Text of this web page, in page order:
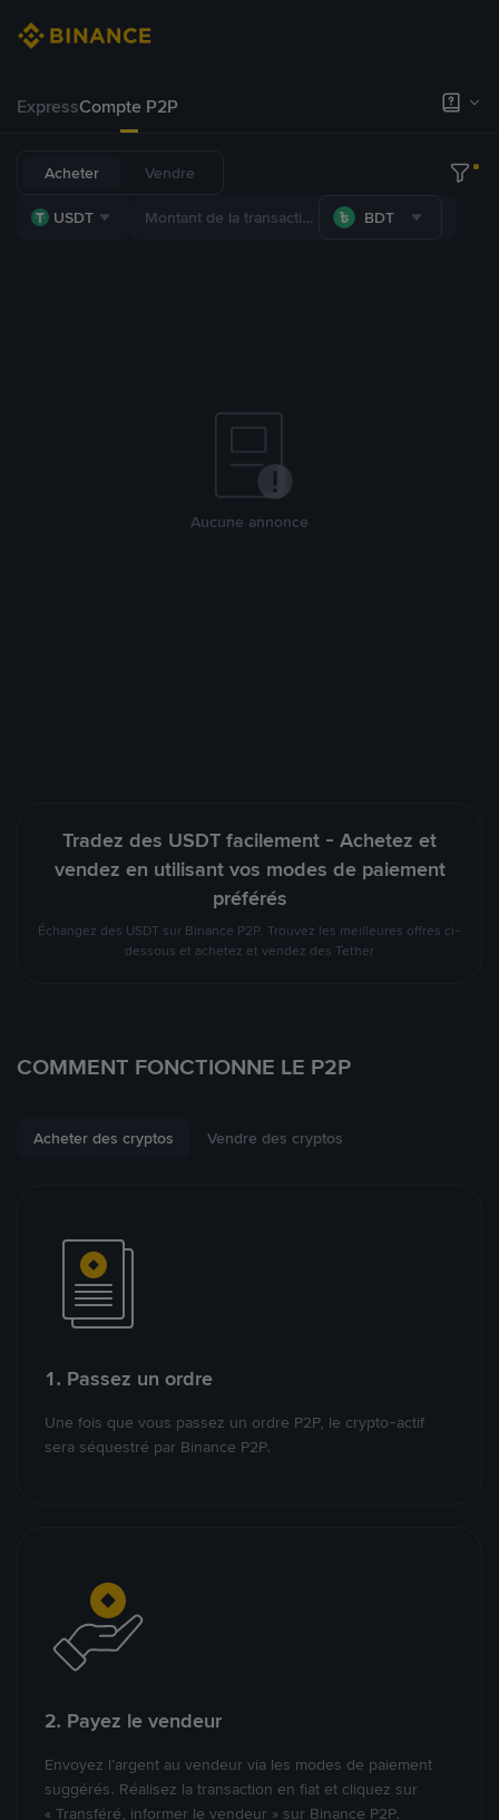
ExpressCompte P2P
Acheter Vendre
USDT BDT
Aucune annonce
Tradez des USDT facilement - Achetez et
vendez en utilisant vos modes de paiement
préférés
Échangez des USDT sur Binance P2P. Trouvez les meilleures offres ci-
dessous et achetez et vendez des Tether
COMMENT FONCTIONNE LE P2P
Acheter des cryptos Vendre des cryptos
1. Passez un ordre
Une fois que vous passez un ordre P2P, le crypto-actif
sera séquestré par Binance P2P.
2. Payez le vendeur
Envoyez l’argent au vendeur via les modes de paiement
suggérés. Réalisez la transaction en fiat et cliquez sur
« Transféré, informer le vendeur » sur Binance P2P.